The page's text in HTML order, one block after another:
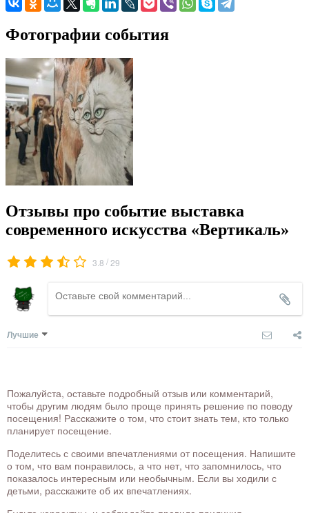
Фотографии события
Отзывы про событие выставка
современного искусства «Вертикаль»
3.8 /29
Лучшие
Пожалуйста, оставьте подробный отзыв или комментарий,
чтобы другим людям было проще принять решение по поводу
посещения! Расскажите о том, что стоит знать тем, кто только
планирует посещение.
Поделитесь с своими впечатлениями от посещения. Напишите
о том, что вам понравилось, а что нет, что запомнилось, что
показалось интересным или необычным. Если вы ходили с
детьми, расскажите об их впечатлениях.